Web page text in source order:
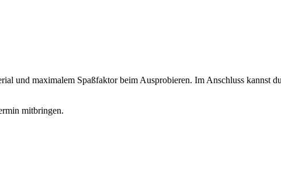
und maximalem Spaßfaktor beim Ausprobieren. Im Anschluss kannst
mitbringen.